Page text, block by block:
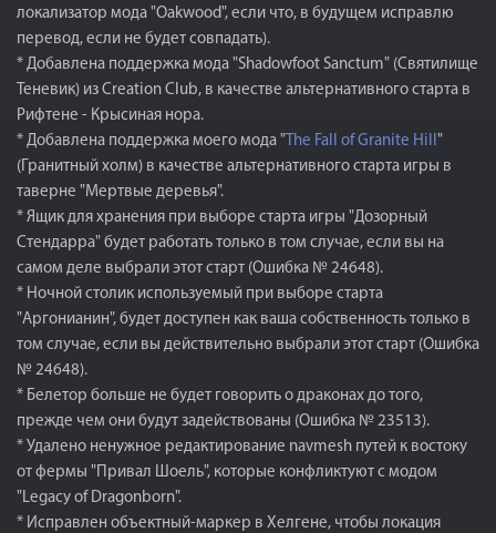
локализатор мода "Oakwood", если что, в будущем исправлю
перевод, если не будет совпадать).
* Добавлена поддержка мода "Shadowfoot Sanctum" (Святилище
Теневик) из Creation Club, в качестве альтернативного старта в
Рифтене - Крысиная нора.
* Добавлена поддержка моего мода " The Fall of Granite Hill"
(Гранитный холм) в качестве альтернативного старта игры в
таверне "Мертвые деревья".
* Ящик для хранения при выборе старта игры "Дозорный
Стендарра" будет работать только в том случае, если вы на
самом деле выбрали этот старт (Ошибка № 24648).
* Ночной столик используемый при выборе старта
"Аргонианин", будет доступен как ваша собственность только в
том случае, если вы действительно выбрали этот старт (Ошибка
№ 24648).
* Белетор больше не будет говорить о драконах до того,
прежде чем они будут задействованы (Ошибка № 23513).
* Удалено ненужное редактирование navmesh путей к востоку
от фермы "Привал Шоель", которые конфликтуют с модом
"Legacy of Dragonborn".
* Исправлен объектный-маркер в Хелгене, чтобы локация